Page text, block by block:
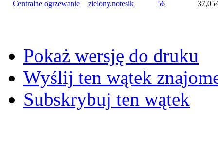
Centralne ogrzewanie zielony.notesik 56
Pokaż wersję do druku
Wyślij ten wątek
Subskrybuj ten wątek